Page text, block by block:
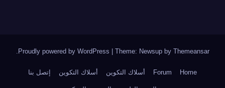
Proudly powered by WordPress Theme: Newsup by Themeansar
Home
Forum أسلاك التكوين أسلاك التكوين إتصل بنا